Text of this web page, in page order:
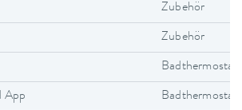
Zubehör
Zubehör
App